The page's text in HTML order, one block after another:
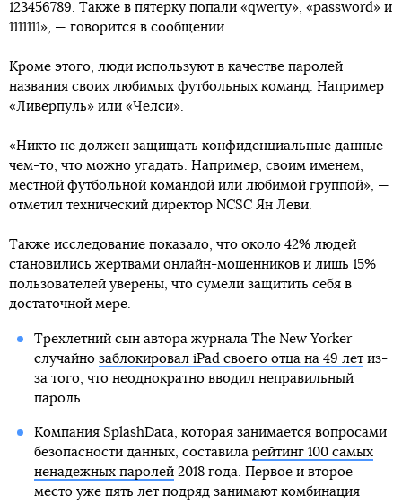
123456789. Также в пятерку попали «qwerty», «password» и
1111111», — говорится в сообщении.
Кроме этого, люди используют в качестве паролей
названия своих любимых футбольных команд. Например
«Ливерпуль» или «Челси».
«Никто не должен защищать конфиденциальные данные
чем-то, что можно угадать. Например, своим именем,
местной футбольной командой или любимой группой», —
отметил технический директор NCSC Ян Леви.
Также исследование показало, что около 42% людей
становились жертвами онлайн-мошенников и лишь 15%
пользователей уверены, что сумели защитить себя в
достаточной мере.
Трехлетний сын автора журнала The New Yorker
случайно заблокировал iPad своего отца на 49 летиз-
за того, что неоднократно вводил неправильный
пароль.
Компания SplashData, которая занимается вопросами
безопасности данных, составила рейтинг 100 самых
ненадежных паролей2018 года. Первое и второе
место уже пять лет подряд занимают комбинация